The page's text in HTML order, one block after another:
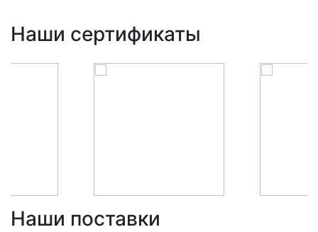
Наши сертификаты
Наши поставки